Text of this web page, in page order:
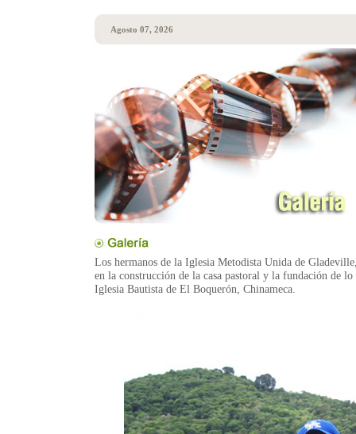
Agosto 07, 2026
Los hermanos de la Iglesia Metodista Unida de
en la construcción de la casa pastoral y la fundación de
Iglesia Bautista de El Boquerón, Chinameca.